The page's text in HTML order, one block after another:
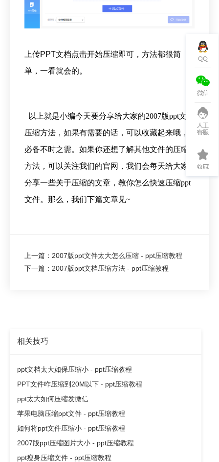
上传PPT文档点击开始压缩即可，方法都很简
单，一看就会的。
以上就是小编今天要分享给大家的2007版ppt文件
压缩方法，如果有需要的话，可以收藏起来哦，
必备不时之需。如果你还想了解其他文件的压缩
方法，可以关注我们的官网，我们会每天给大家
分享一些关于压缩的文章，教你怎么快速压缩ppt
文件。那么，我们下篇文章见~
上一篇：2007版ppt文件太大怎么压缩 - ppt压缩教程
下一篇：2007版ppt文档压缩方法 - ppt压缩教程
相关技巧
ppt文档太大如保压缩小 - ppt压缩教程
PPT文件咋压缩到20M以下 - ppt压缩教程
ppt太大如何压缩发微信
苹果电脑压缩ppt文件 - ppt压缩教程
如何将ppt文件压缩小 - ppt压缩教程
2007版ppt压缩图片大小 - ppt压缩教程
ppt瘦身压缩文件 - ppt压缩教程